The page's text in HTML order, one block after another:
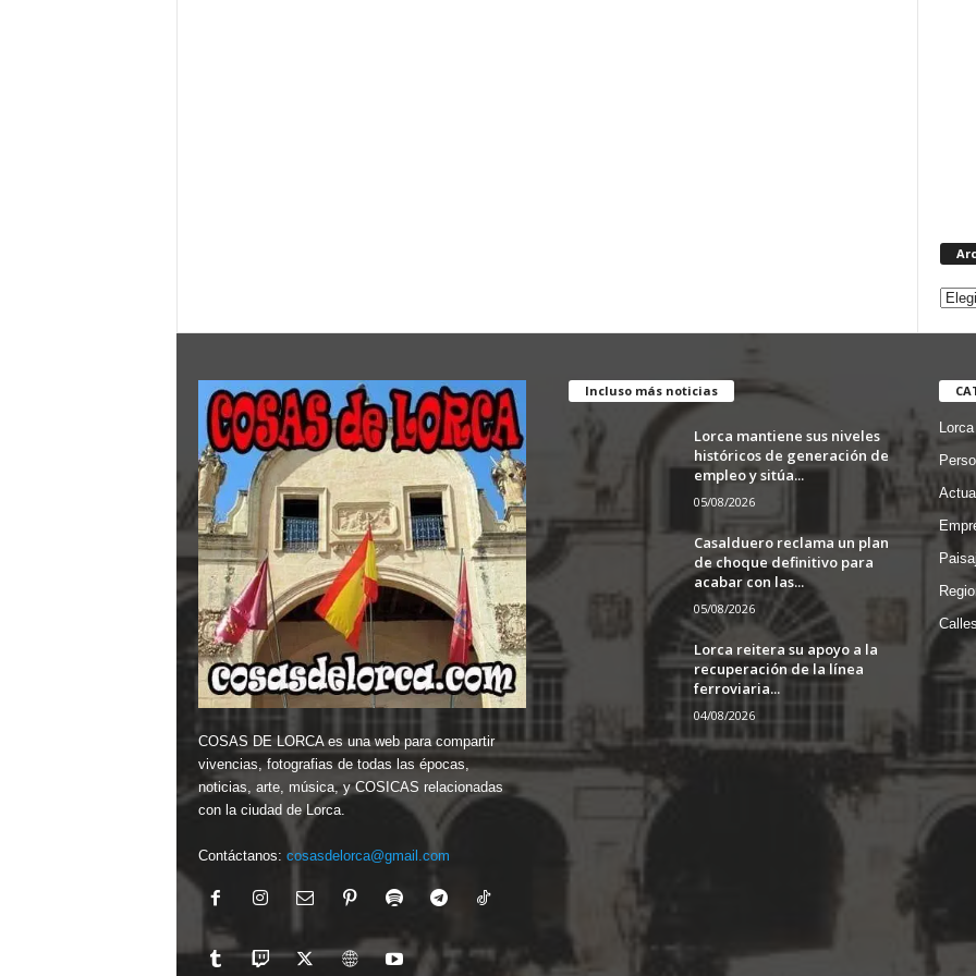
COSAS DE LORCA es una web para compartir
vivencias, fotografias de todas las épocas,
noticias, arte, música, y COSICAS relacionadas
con la ciudad de Lorca.
Contáctanos: cosasdelorca@gmail.com
Incluso más noticias
Lorca mantiene sus niveles
históricos de generación de
empleo y sitúa...
05/08/2026
Casalduero reclama un plan
de choque definitivo para
acabar con las...
05/08/2026
Lorca reitera su apoyo a la
recuperación de la línea
ferroviaria...
04/08/2026
Lorca